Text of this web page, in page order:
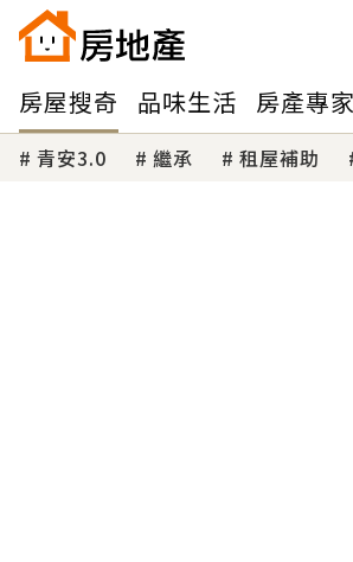
房屋搜奇 品味生活 房產專家
青安3.0 繼承 租屋補助